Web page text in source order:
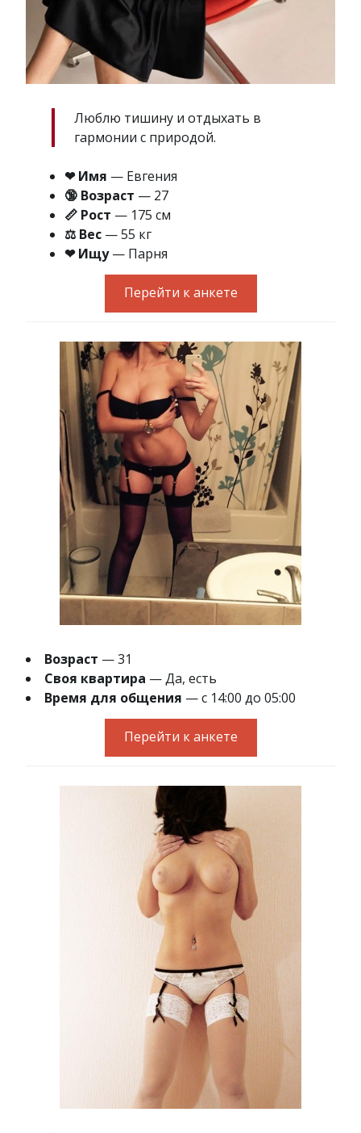
Люблю тишину и отдыхать в
гармонии с природой.
❤ Имя — Евгения
🔞 Возраст — 27
📏 Рост — 175 см
⚖ Вес — 55 кг
❤ Ищу— Парня
Перейти к анкете
Возраст — 31
Своя квартира — Да, есть
Время для общения — с 14:00 до 05:00
Перейти к анкете